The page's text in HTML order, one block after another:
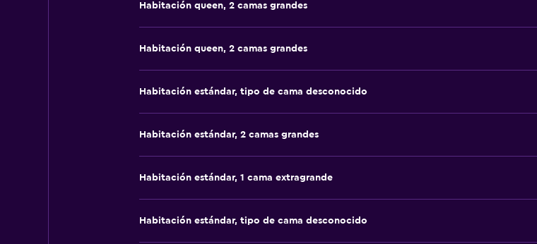
Habitación queen, 2 camas grandes
Habitación queen, 2 camas grandes
Habitación estándar, tipo de cama desconocido
Habitación estándar, 2 camas grandes
Habitación estándar, 1 cama extragrande
Habitación estándar, tipo de cama desconocido